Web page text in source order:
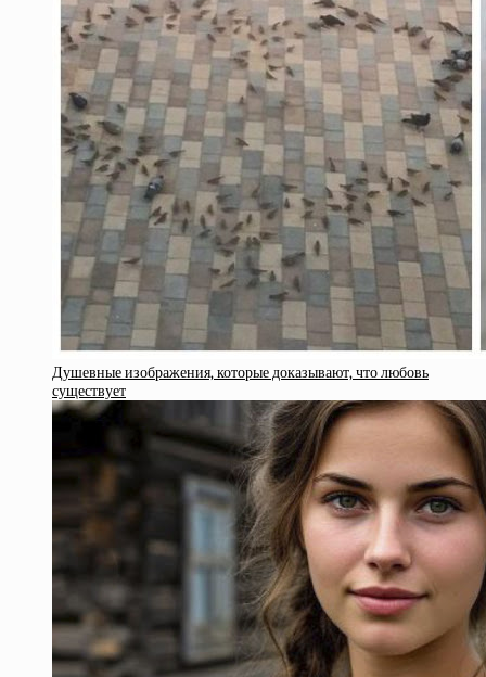
Душевные изображения, которые доказывают, что любовь
существует